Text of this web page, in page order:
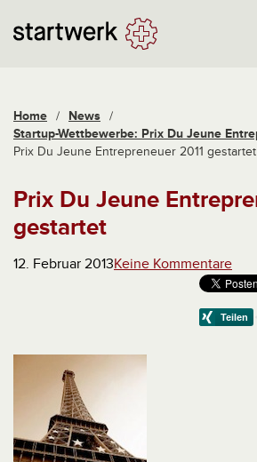
Home / News /
Startup-Wettbewerbe: Prix Du Jeune
Prix Du Jeune Entrepreneuer 2011 gestartet
Prix Du Jeune
gestartet
12. Februar 2013Keine Kommentare